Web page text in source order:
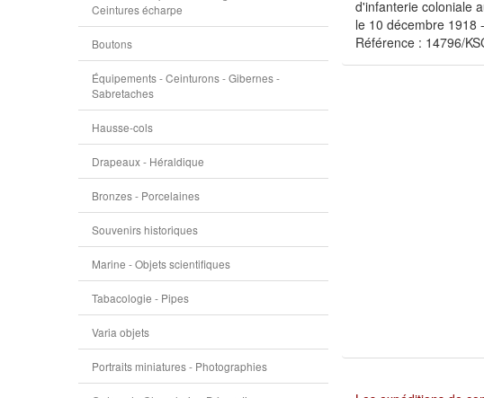
Ceintures écharpe
Boutons
Équipements - Ceinturons - Gibernes -
Sabretaches
Hausse-cols
Drapeaux - Héraldique
Bronzes - Porcelaines
Souvenirs historiques
Marine - Objets scientifiques
Tabacologie - Pipes
Varia objets
Portraits miniatures - Photographies
d'infanterie coloniale
le 10 décembre 1918
Référence : 14796/